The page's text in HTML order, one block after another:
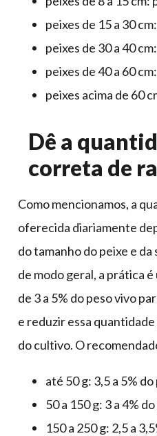
peixes de 15 a 30
peixes de 30 a 40
peixes de 40 a 60
peixes acima de 60
Dê a
correta de
Como mencionamos, a
oferecida diariamente
do tamanho do peixe e
de modo geral, a prática
de 3 a 5% do peso vivo
e reduzir essa
do cultivo. O
até 50 g: 3,5 a 5%
50 a 150 g: 3 a 4%
150 a 250 g: 2,5 a